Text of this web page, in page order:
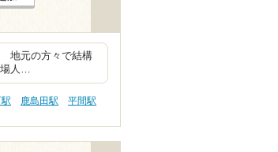
地元の方々で結構
場人…
鹿島田駅
平間駅